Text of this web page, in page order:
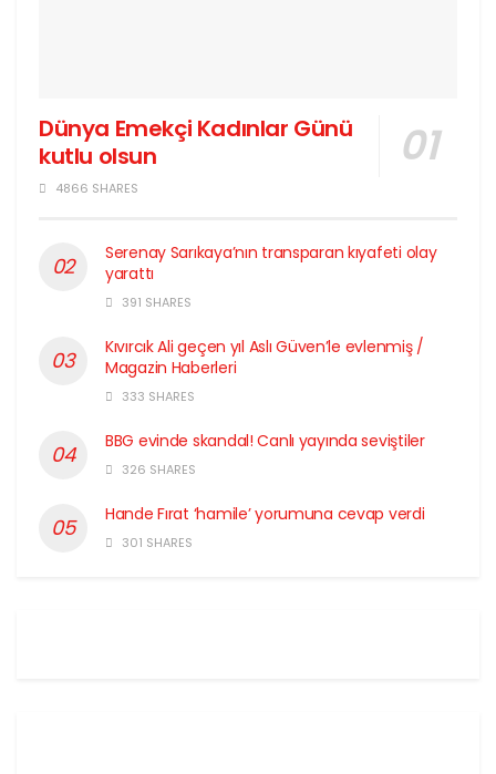
Dünya Emekçi Kadınlar Günü
kutlu olsun
4866 SHARES
Serenay Sarıkaya’nın transparan kıyafeti olay
yarattı
391 SHARES
Kıvırcık Ali geçen yıl Aslı Güven’le evlenmiş /
Magazin Haberleri
333 SHARES
BBG evinde skandal! Canlı yayında seviştiler
326 SHARES
Hande Fırat ‘hamile’ yorumuna cevap verdi
301 SHARES